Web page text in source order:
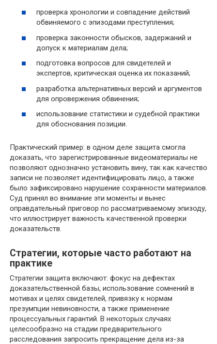
проверка хронологии и совпадение действий
обвиняемого с эпизодами преступления;
проверка законности обысков, задержаний и
допуск к материалам дела;
подготовка вопросов для свидетелей и
экспертов, критическая оценка их показаний;
разработка альтернативных версий и аргументов
для опровержения обвинения;
использование статистики и судебной практики
для обоснования позиции.
Практический пример: в одном деле защита смогла
доказать, что зарегистрированные видеоматериалы не
позволяют однозначно установить вину, так как качество
записи не позволяет идентифицировать лицо, а также
было зафиксировано нарушение сохранности материалов.
Суд принял во внимание эти моменты и вынес
оправдательный приговор по рассматриваемому эпизоду,
что иллюстрирует важность качественной проверки
доказательств.
Стратегии, которые часто работают на
практике
Стратегии защита включают: фокус на дефектах
доказательственной базы, использование сомнений в
мотивах и целях свидетелей, привязку к нормам
презумпции невиновности, а также применение
процессуальных гарантий. В некоторых случаях
целесообразно на стадии предварительного
расследования запросить прекращение дела из-за